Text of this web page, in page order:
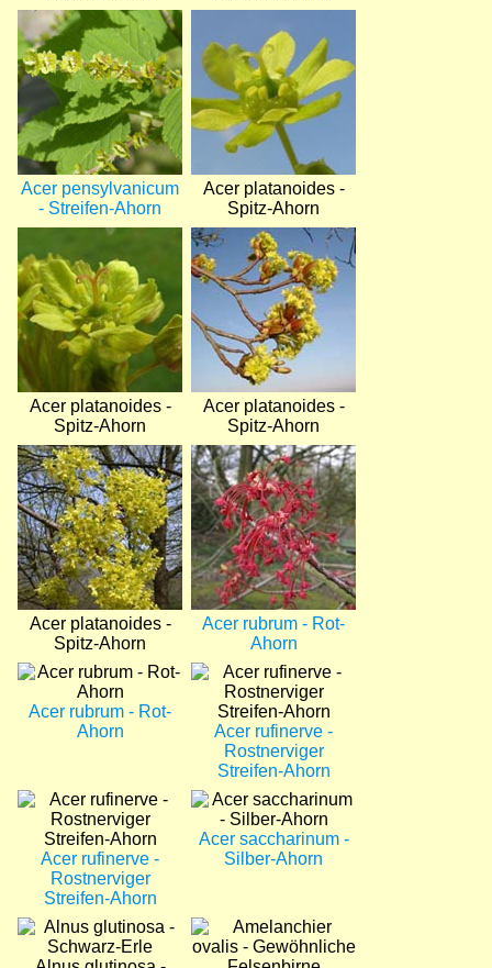
Bild
Acer pensylvanicum
- Streifen-Ahorn
Acer platanoides -
Spitz-Ahorn
Acer platanoides -
Spitz-Ahorn
Bild
Acer platanoides -
Spitz-Ahorn
Bild
Acer platanoides -
Spitz-Ahorn
Bild
Acer rubrum - Rot-
Ahorn
Bild
Acer rubrum - Rot-
Ahorn
Bild
Acer rufinerve -
Rostnerviger
Streifen-Ahorn
Bild
Acer rufinerve -
Rostnerviger
Streifen-Ahorn
Bild
Acer saccharinum -
Silber-Ahorn
Bild Bild